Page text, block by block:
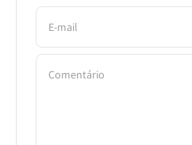
E-mail
Comentário